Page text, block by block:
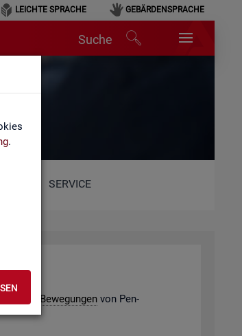
.
LEICHTE SPRACHE GEBÄRDENSPRACHE
Suche
SERVICE
Be­we­gun­genvon Pen­